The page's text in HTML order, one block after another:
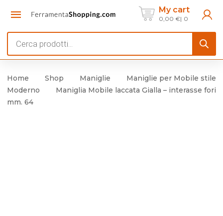
My cart
0,00 € 0
search
Home Shop Maniglie
Maniglie per Mobile stile
Moderno
Maniglia Mobile laccata Gialla – interasse fori
mm. 64